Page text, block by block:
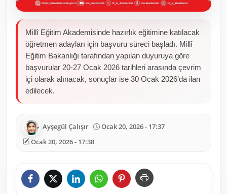
Millî Eğitim Akademisinde hazırlık eğitimine katılacak
öğretmen adayları için başvuru süreci başladı. Millî
Eğitim Bakanlığı tarafından yapılan duyuruya göre
başvurular 20-27 Ocak 2026 tarihleri arasında çevrim
içi olarak alınacak, sonuçlar ise 30 Ocak 2026’da ilan
edilecek.
Ayşegül Çalışır
Ocak 20, 2026 - 17:37
Ocak 20, 2026 - 17:38